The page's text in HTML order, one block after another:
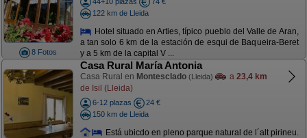
8 Fotos
122 km de Lleida
Hotel situado en Arties, típico pueblo del Valle de Aran,
a tan solo 6 km de la estación de esqui de Baqueira-Beret
y a 5 km de la capital V ...
Casa Rural María Antonia
Casa Rural en Montesclado (Lleida) a 23,4 km
de Isil (Lleida)
6-12 plazas
24 €
150 km de Lleida
Está ubicdo en pleno parque natural de l´alt pirineu.